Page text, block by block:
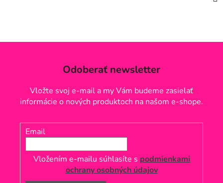
Odoberať newsletter
Vložte svoj e-mail a my Vám budeme zasielať
informácie o nových produktoch na našom e-shope.
Email
Vložením e-mailu súhlasíte s podmienkami
ochrany osobných údajov